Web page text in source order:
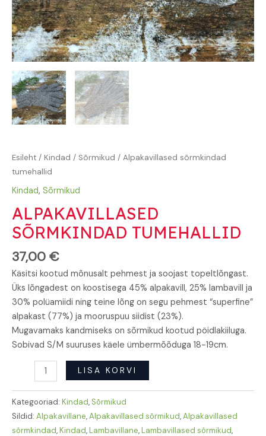
Esileht / Kindad / Sõrmikud / Alpakavillased sõrmkindad
tumehallid
Kindad, Sõrmikud
ALPAKAVILLASED
SÕRMKINDAD TUMEHALLID
37,00 €
Käsitsi kootud mõnusalt pehmest ja soojast topeltlõngast.
Üks lõngadest on koostisega 45% alpakavill, 25% lambavill ja
30% polüamiidi ning teine lõng on segu pehmest “superfine”
alpakast (77%) ja mooruspuu siidist (23%).
Mugavamaks kandmiseks on sõrmikud kootud pöidlakiiluga.
Sobivad S/M suuruses käele ümbermõõduga 18-19cm.
LISA KORVI
Kategooriad: Kindad, Sõrmikud
Sildid: Alpakavillane,Alpakavillased sõrmikud,Alpakavillased
sõrmkindad,Kindad,Lambavillane,Lambavillased sõrmikud,